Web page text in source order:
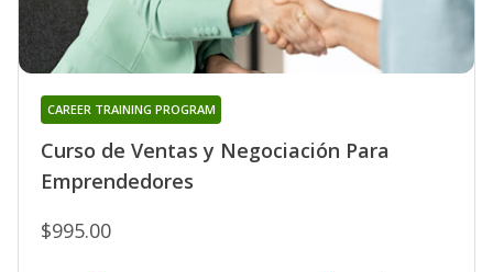
Curso de Ventas y Negociación Para
Emprendedores
CAREER TRAINING PROGRAM
$995.00